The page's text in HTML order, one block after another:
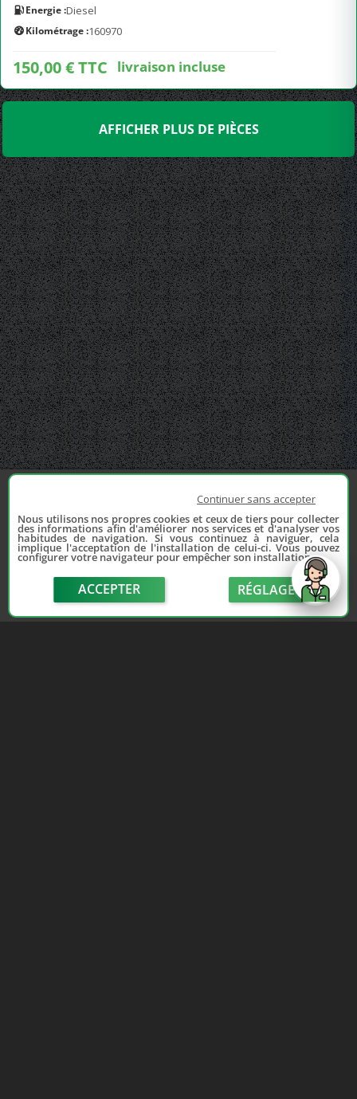
Energie :Diesel
Kilométrage :160970
150,00 € TTC livraison incluse
AFFICHER PLUS DE PIÈCES
Continuer sans accepter
Nous utilisons nos propres cookies et ceux de tiers pour collecter
des informations afin d'améliorer nos services et d'analyser vos
habitudes de navigation. Si vous continuez à naviguer, cela
implique l'acceptation de l'installation de celui-ci. Vous pouvez
configurer votre navigateur pour empêcher son installation.
ACCEPTER RÉGLAGE